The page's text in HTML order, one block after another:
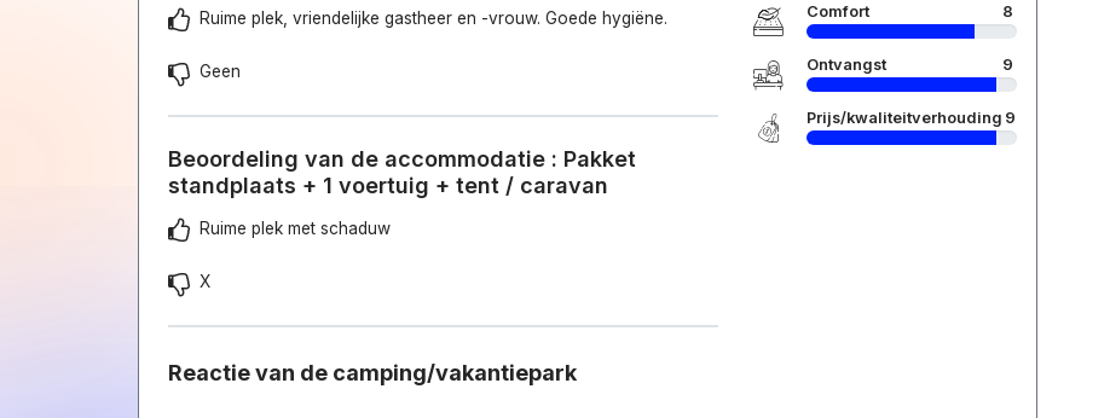
Ruime plek, vriendelijke gastheer en -vrouw. Goede hygiëne.
Geen
Beoordeling van de accommodatie : Pakket
standplaats + 1 voertuig + tent / caravan
Ruime plek met schaduw
X
Reactie van de camping/vakantiepark
Comfort 8
Ontvangst 9
Prijs/kwaliteitverhouding 9